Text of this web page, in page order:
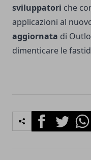
sviluppatori che
applicazioni al
aggiornata di
dimenticare le
FacebookTwitter